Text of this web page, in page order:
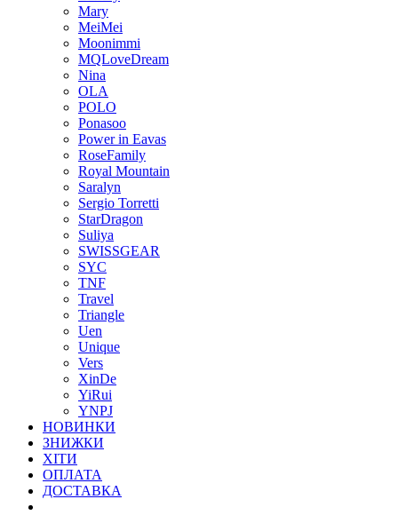
Mary
MeiMei
Moonimmi
MQLoveDream
Nina
OLA
POLO
Ponasoo
Power in Eavas
RoseFamily
Royal Mountain
Saralyn
Sergio Torretti
StarDragon
Suliya
SWISSGEAR
SYC
TNF
Travel
Triangle
Uen
Unique
Vers
XinDe
YiRui
YNPJ
НОВИНКИ
ЗНИЖКИ
ХІТИ
ОПЛАТА
ДОСТАВКА